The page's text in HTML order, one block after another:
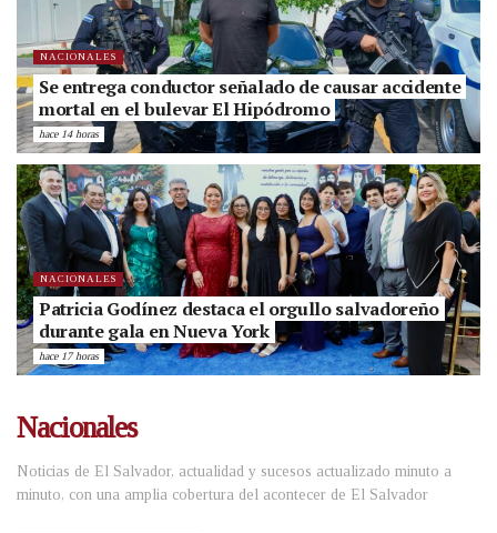
NACIONALES
Se entrega conductor señalado de causar accidente
mortal en el bulevar El Hipódromo
hace 14 horas
NACIONALES
Patricia Godínez destaca el orgullo salvadoreño
durante gala en Nueva York
hace 17 horas
Nacionales
Noticias de El Salvador, actualidad y sucesos actualizado minuto a
minuto, con una amplia cobertura del acontecer de El Salvador